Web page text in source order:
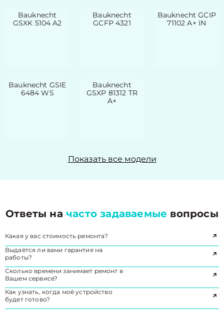
Bauknecht
GSXK 5104 A2
Bauknecht
GCFP 4321
Bauknecht GCIP
71102 A+ IN
Bauknecht GSIE
6484 WS
Bauknecht
GSXP 81312 TR
A+
Показать все модели
Ответы начасто задаваемые вопросы
Какая у вас стоимость ремонта?
Выдаётся ли вами гарантия на
работы?
Сколько времени занимает ремонт в
Вашем сервисе?
Как узнать, когда моё устройство
будет готово?